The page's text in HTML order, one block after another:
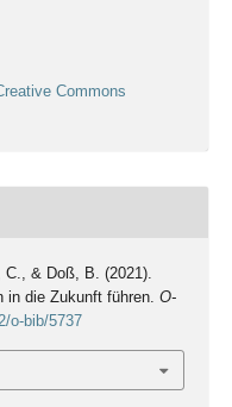
Commons
C., & Doß, B. (2021).
in die Zukunft führen. O-
o-bib/5737